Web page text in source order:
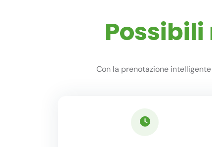
Con la prenotazione